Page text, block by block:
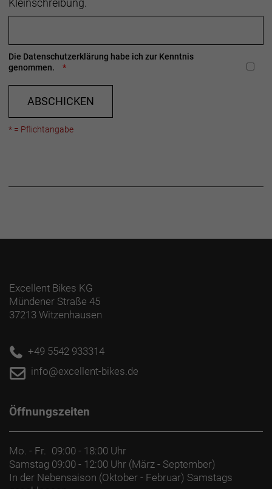
Die Datenschutzerklärung habe ich zur Kenntnis
genommen.
ABSCHICKEN
* = Pflichtangabe
Excellent Bikes KG
Mündener Straße 45
37213 Witzenhausen
+49 5542 933314
info@excellent-bikes.de
Öffnungszeiten
Mo. - Fr.
09:00 - 18:00 Uhr
Samstag 09:00 - 12:00 Uhr (März - September)
In der Nebensaison (Oktober - Februar) Samstags